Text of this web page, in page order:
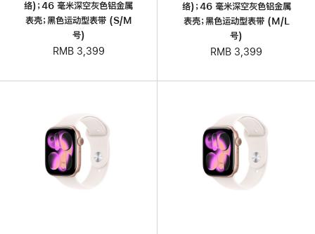
络)；46 毫米深空灰色铝金属
表壳；黑色运动型表带 (S/M
号)
RMB 3,399
络)；46 毫米深空灰色铝金属
表壳；黑色运动型表带 (M/L
号)
RMB 3,399